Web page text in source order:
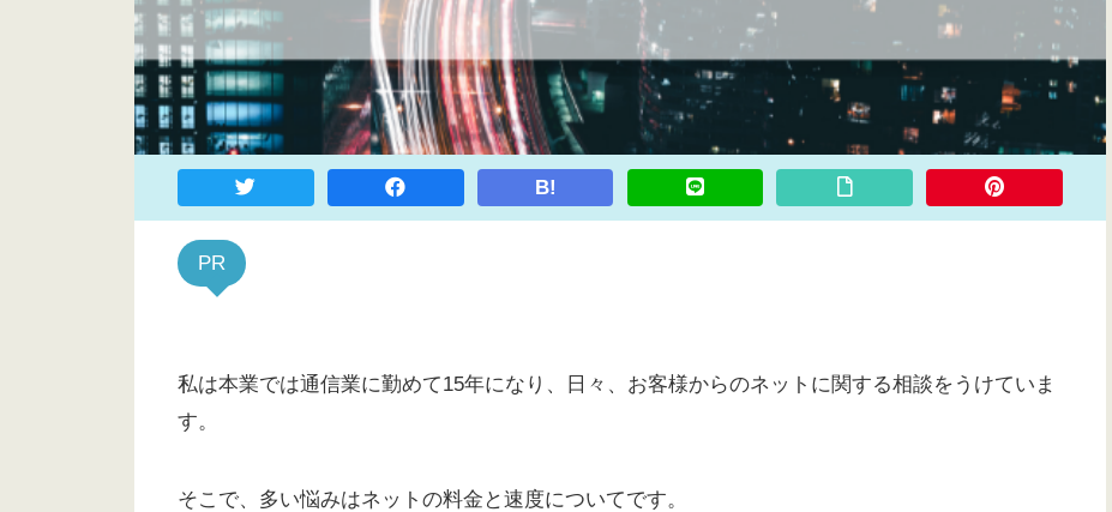
B!
PR
私は本業では通信業に勤めて15年になり、日々、お客様からのネットに関する相談をうけていま
す。
そこで、多い悩みはネットの料金と速度についてです。